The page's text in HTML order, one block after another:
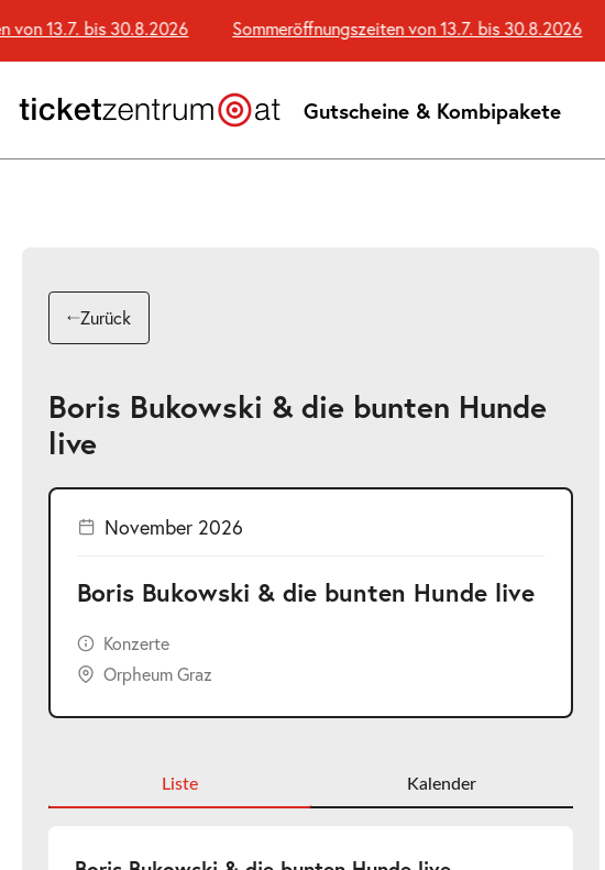
Seiteninhalt
13.7. bis 30.8.2026 Sommeröffnungszeiten von 13.7. bis 30.8.2026
Gutscheine & Kombipakete
Zurück
Boris Bukowski & die bunten Hunde
live
November 2026
Boris Bukowski & die bunten Hunde live
Konzerte
Orpheum Graz
Liste Kalender